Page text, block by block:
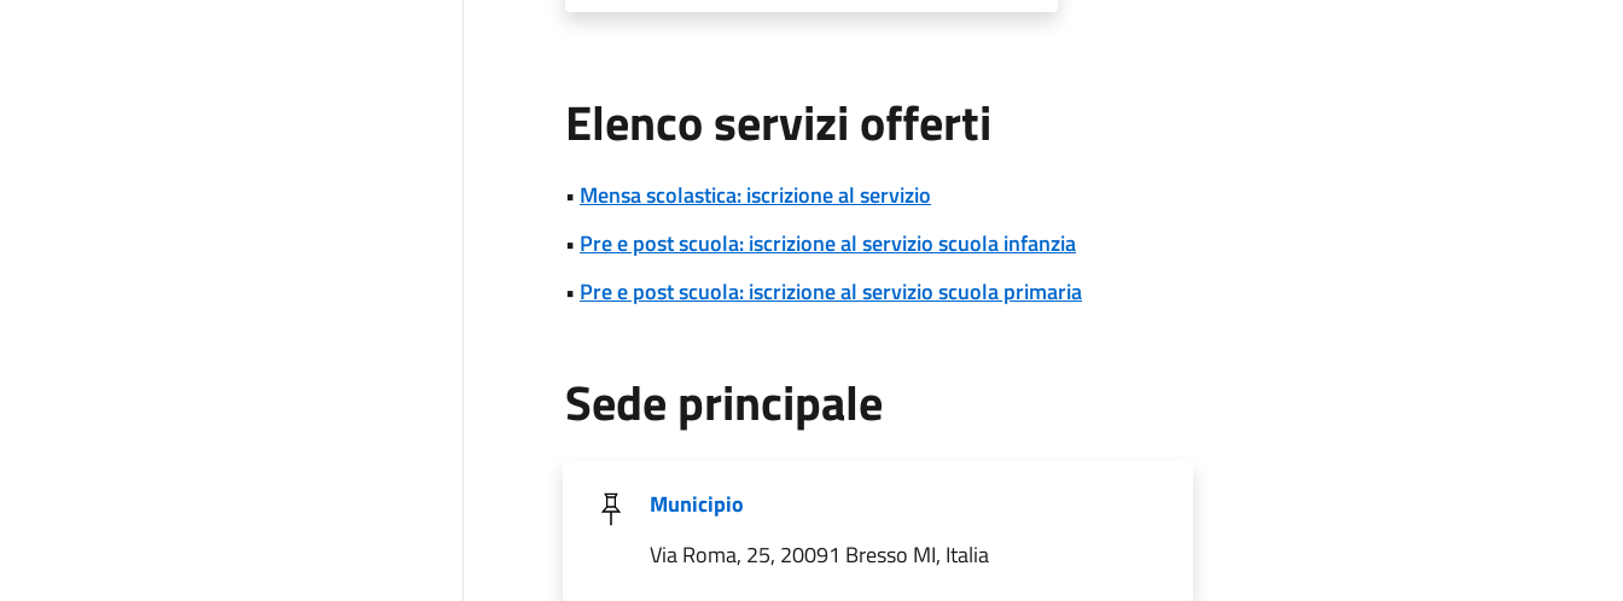
Elenco servizi offerti
• Mensa scolastica: iscrizione al servizio
• Pre e post scuola: iscrizione al servizio scuola infanzia
• Pre e post scuola: iscrizione al servizio scuola primaria
Sede principale
Municipio
Via Roma, 25, 20091 Bresso MI, Italia